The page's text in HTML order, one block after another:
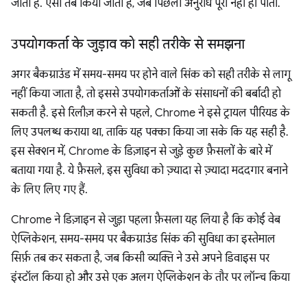
जाता है. ऐसा तब किया जाता है, जब पिछला अनुरोध पूरा नहीं हो पाता.
उपयोगकर्ता के जुड़ाव को सही तरीके से समझना
अगर बैकग्राउंड में समय-समय पर होने वाले सिंक को सही तरीके से लागू
नहीं किया जाता है, तो इससे उपयोगकर्ताओं के संसाधनों की बर्बादी हो
सकती है. इसे रिलीज़ करने से पहले, Chrome ने इसे ट्रायल पीरियड के
लिए उपलब्ध कराया था, ताकि यह पक्का किया जा सके कि यह सही है.
इस सेक्शन में, Chrome के डिज़ाइन से जुड़े कुछ फ़ैसलों के बारे में
बताया गया है. ये फ़ैसले, इस सुविधा को ज़्यादा से ज़्यादा मददगार बनाने
के लिए लिए गए हैं.
Chrome ने डिज़ाइन से जुड़ा पहला फ़ैसला यह लिया है कि कोई वेब
ऐप्लिकेशन, समय-समय पर बैकग्राउंड सिंक की सुविधा का इस्तेमाल
सिर्फ़ तब कर सकता है, जब किसी व्यक्ति ने उसे अपने डिवाइस पर
इंस्टॉल किया हो और उसे एक अलग ऐप्लिकेशन के तौर पर लॉन्च किया